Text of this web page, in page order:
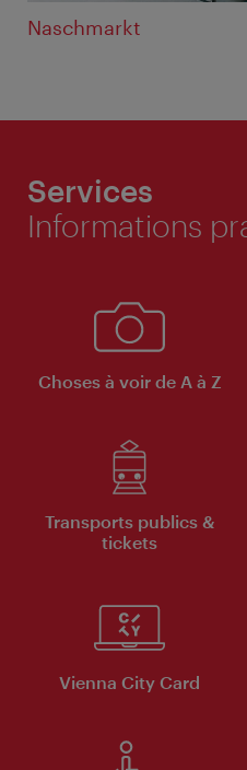
Naschmarkt
Services
Informations
Choses à voir de A à Z
Transports publics &
tickets
Vienna City Card